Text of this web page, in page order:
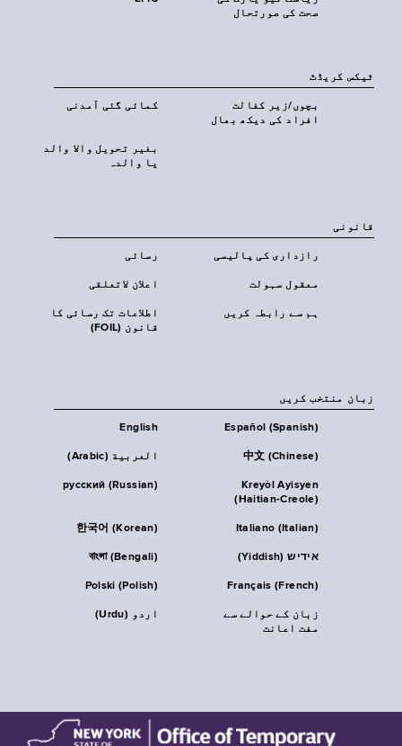
صحت کی صورتحال
ٹیکس کریڈٹ
کمائی گئی آمدنی
بچوں/زیر کفالت
افراد کی دیکھ بھال
بغیر تحویل والا والد
یا والدہ
قانونی
رسائی رازداری کی پالیسی
اعلان لاتعلقی معقول سہولت
اطلاعات تک رسائی کا
قانون (FOIL)
ہم سے رابطہ کریں
زبان منتخب کریں
English Español (Spanish)
العربية (Arabic) 中文 (Chinese)
русский (Russian)
Kreyòl Ayisyen
(Haitian-Creole)
한국어 (Korean) Italiano (Italian)
বাংলা (Bengali) אידיש (Yiddish)
Polski (Polish) Français (French)
اردو (Urdu)
زبان کے حوالے سے
مفت اعانت